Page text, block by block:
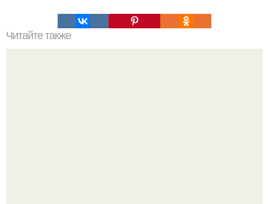
Читайте также